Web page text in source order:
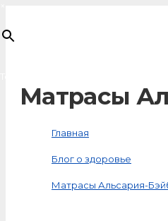
Матрасы
Главная
Блог о здоровье
Матрасы Альсария-